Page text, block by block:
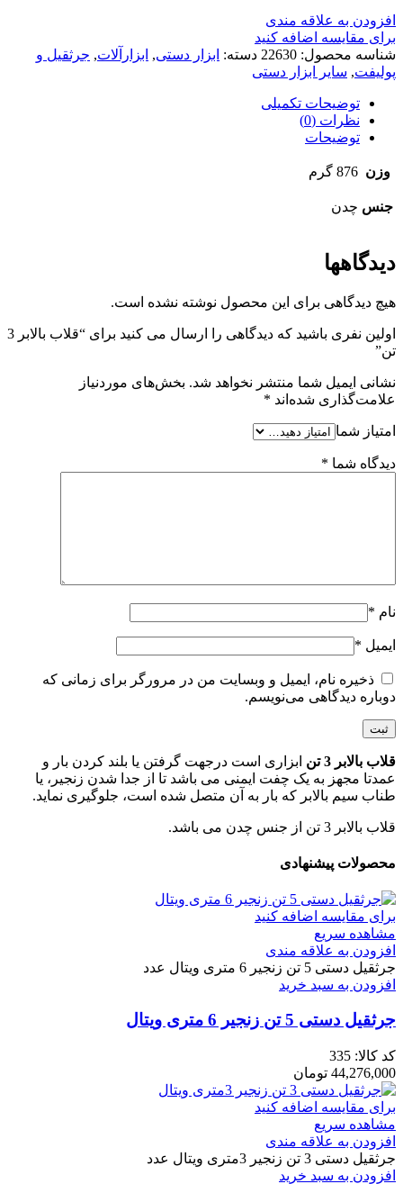
افزودن به علاقه مندی
برای مقایسه اضافه کنید
شناسه محصول: 22630 دسته: ابزار دستی, ابزارآلات, جرثقیل و
پولیفت, سایر ابزار دستی
توضیحات تکمیلی
نظرات (0)
توضیحات
وزن 876 گرم
جنس چدن
دیدگاهها
هیچ دیدگاهی برای این محصول نوشته نشده است.
اولین نفری باشید که دیدگاهی را ارسال می کنید برای “قلاب بالابر 3
تن”
نشانی ایمیل شما منتشر نخواهد شد. بخش‌های موردنیاز
علامت‌گذاری شده‌اند *
امتیاز شما
دیدگاه شما *
نام *
ایمیل *
ذخیره نام، ایمیل و وبسایت من در مرورگر برای زمانی که
دوباره دیدگاهی می‌نویسم.
قلاب بالابر 3 تن
ابزاری است درجهت گرفتن یا بلند کردن بار و
عمدتا مجهز به یک چفت ایمنی می باشد تا از جدا شدن زنجیر، یا
طناب سیم بالابر که بار به آن متصل شده است، جلوگیری نماید.
قلاب بالابر 3 تن از جنس چدن می باشد.
محصولات پیشنهادی
برای مقایسه اضافه کنید
مشاهده سریع
افزودن به علاقه مندی
جرثقیل دستی 5 تن زنجیر 6 متری ویتال عدد
افزودن به سبد خرید
جرثقیل دستی 5 تن زنجیر 6 متری ویتال
کد کالا: 335
44,276,000 تومان
برای مقایسه اضافه کنید
مشاهده سریع
افزودن به علاقه مندی
جرثقیل دستی 3 تن زنجیر 3متری ویتال عدد
افزودن به سبد خرید